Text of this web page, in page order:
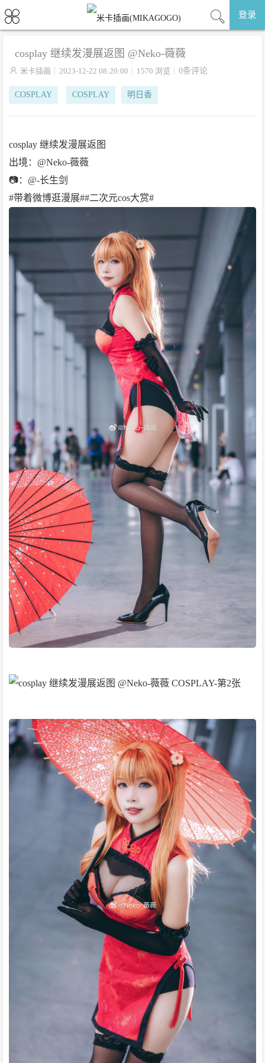
登录
cosplay 继续发漫展返图 @Neko-薇薇
 米卡插画 2023-12-22 08:20:00 1570 浏览 0条评论
COSPLAY COSPLAY 明日香
cosplay 继续发漫展返图
出境：@Neko-薇薇
📷：@-长生剑
#带着微博逛漫展##二次元cos大赏# ​​​